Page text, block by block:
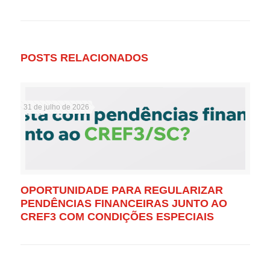
POSTS RELACIONADOS
31 de julho de 2026
OPORTUNIDADE PARA REGULARIZAR
PENDÊNCIAS FINANCEIRAS JUNTO AO
CREF3 COM CONDIÇÕES ESPECIAIS